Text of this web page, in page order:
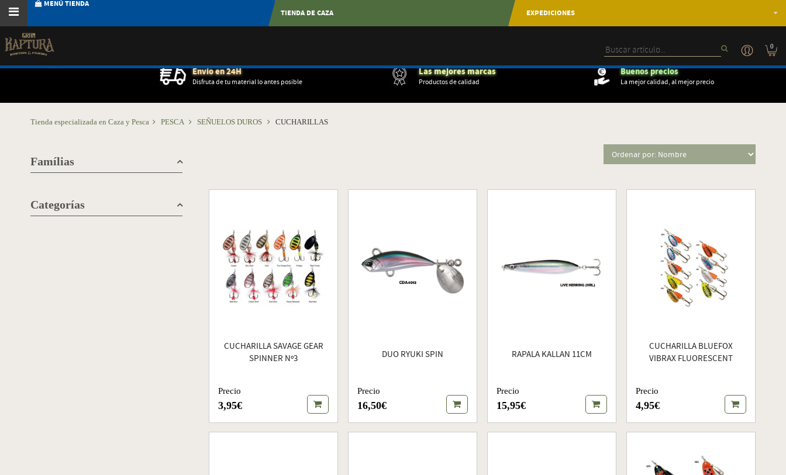
MENÚ TIENDA
TIENDA DE CAZA
EXPEDICIONES
0
Envío en 24H
Disfruta de tu material lo antes posible
Las mejores marcas
Productos de calidad
Buenos precios
La mejor calidad, al mejor precio
Tienda especializada en Caza y Pesca PESCA SEÑUELOS DUROS CUCHARILLAS
Famílias
Categorías
CUCHARILLA SAVAGE GEAR
SPINNER Nº3
Precio
3,95€
DUO RYUKI SPIN
Precio
16,50€
RAPALA KALLAN 11CM
Precio
15,95€
CUCHARILLA BLUEFOX
VIBRAX FLUORESCENT
Precio
4,95€